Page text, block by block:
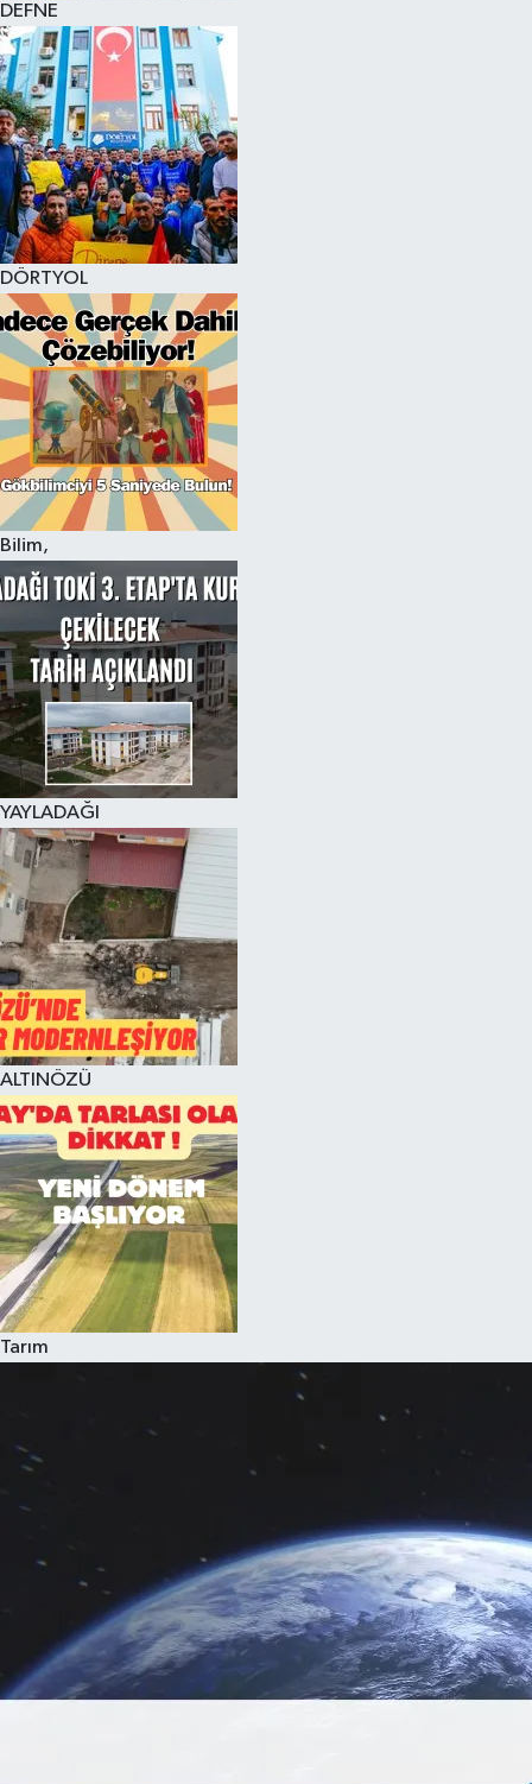
DEFNE
DÖRTYOL
Bilim,
YAYLADAĞI
ALTINÖZÜ
Tarım